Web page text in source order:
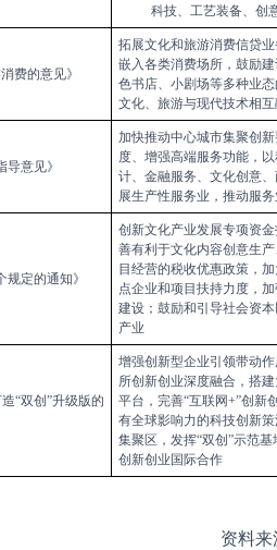
科技、工艺装备、创
费的意见》
拓展文化和旅游消费信贷业
嵌入各类消费场所 ，鼓励
色书店、小剧场等多种业
文化、旅游与现代技术相互
意见》
加快推动中心城市集聚创
度、 增强高端服务功能 ，
计、金融服务、文化创 意、
展生产性服务业， 推动服
规定的通知》
创新文化产业发展专项资
善有利于文化内容创意生产
目经营的税收优惠政策 ，加
点企业和项目扶持力度 ，加
建设； 鼓励和引导社会资
产业
“双创”升级版的
增强创 新型企业引领带动作
所创 新创 业深度融合 ， 搭建
平台， 完善“互联网+”创新
有全球影响力的科技创 新策
集聚 区，发挥“双创 ”示范基
创新创 业 国际合作
资料